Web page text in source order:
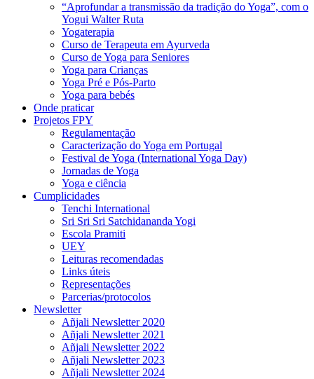
“Aprofundar a transmissão da tradição do Yoga”, com o
Yogui Walter Ruta
Yogaterapia
Curso de Terapeuta em Ayurveda
Curso de Yoga para Seniores
Yoga para Crianças
Yoga Pré e Pós-Parto
Yoga para bebés
Onde praticar
Projetos FPY
Regulamentação
Caracterização do Yoga em Portugal
Festival de Yoga (International Yoga Day)
Jornadas de Yoga
Yoga e ciência
Cumplicidades
Tenchi International
Sri Sri Sri Satchidananda Yogi
Escola Pramiti
UEY
Leituras recomendadas
Links úteis
Representações
Parcerias/protocolos
Newsletter
Añjali Newsletter 2020
Añjali Newsletter 2021
Añjali Newsletter 2022
Añjali Newsletter 2023
Añjali Newsletter 2024